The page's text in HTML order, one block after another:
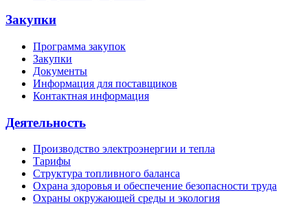
Закупки
Программа закупок
Закупки
Документы
Информация для поставщиков
Контактная информация
Деятельность
Производство электроэнергии и тепла
Тарифы
Структура топливного баланса
Охрана здоровья и обеспечение безопасности труда
Охраны окружающей среды и экология